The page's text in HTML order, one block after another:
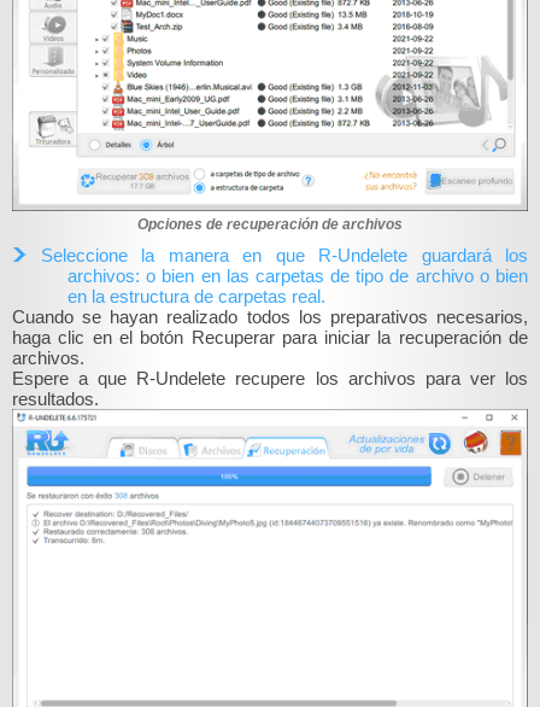
Opciones de recuperación de archivos
Seleccione la manera en que R‑Undelete guardará los
archivos: o bien en las carpetas de tipo de archivo o bien
en la estructura de carpetas real.
Cuando se hayan realizado todos los preparativos necesarios,
haga clic en el botón Recuperar para iniciar la recuperación de
archivos.
Espere a que R‑Undelete recupere los archivos para ver los
resultados.